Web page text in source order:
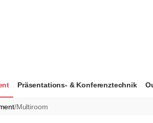
Präsentations- & Konferenztechnik
/Multiroom